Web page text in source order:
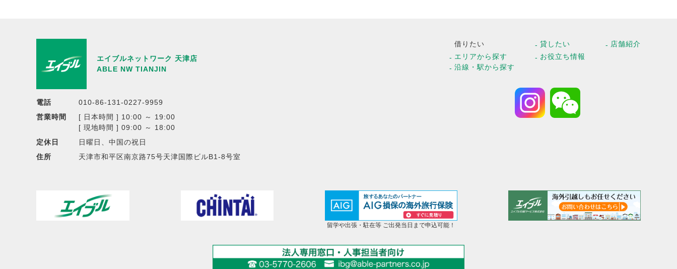
エイブルネットワーク 天津店
ABLE NW TIANJIN
電話
010-86-131-0227-9959
営業時間
[ 日本時間 ] 10:00 ～ 19:00
[ 現地時間 ] 09:00 ～ 18:00
定休日
日曜日、中国の祝日
住所
天津市和平区南京路75号天津国際ビルB1-8号室
借りたい
エリアから探す
沿線・駅から探す
貸したい
お役立ち情報
店舗紹介
留学や出張・駐在等 ご出発当日まで申込可能！